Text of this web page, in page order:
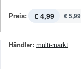
Preis: € 4,99 € 5,99
Händler: multi-markt